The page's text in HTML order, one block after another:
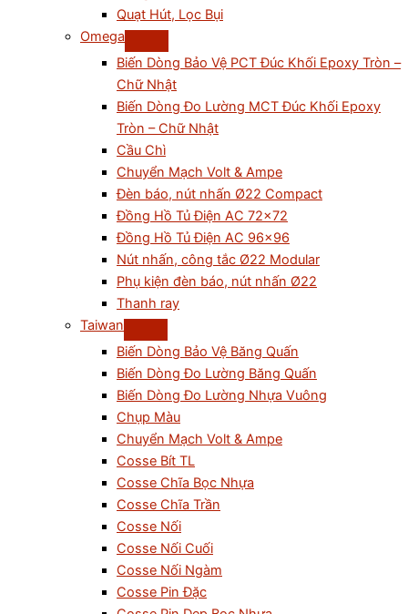
Quạt Hút, Lọc Bụi
Omega
Biến Dòng Bảo Vệ PCT Đúc Khối Epoxy Tròn –
Chữ Nhật
Biến Dòng Đo Lường MCT Đúc Khối Epoxy
Tròn – Chữ Nhật
Cầu Chì
Chuyển Mạch Volt & Ampe
Đèn báo, nút nhấn Ø22 Compact
Đồng Hồ Tủ Điện AC 72×72
Đồng Hồ Tủ Điện AC 96×96
Nút nhấn, công tắc Ø22 Modular
Phụ kiện đèn báo, nút nhấn Ø22
Thanh ray
Taiwan
Biến Dòng Bảo Vệ Băng Quấn
Biến Dòng Đo Lường Băng Quấn
Biến Dòng Đo Lường Nhựa Vuông
Chụp Màu
Chuyển Mạch Volt & Ampe
Cosse Bít TL
Cosse Chĩa Bọc Nhựa
Cosse Chĩa Trần
Cosse Nối
Cosse Nối Cuối
Cosse Nối Ngàm
Cosse Pin Đặc